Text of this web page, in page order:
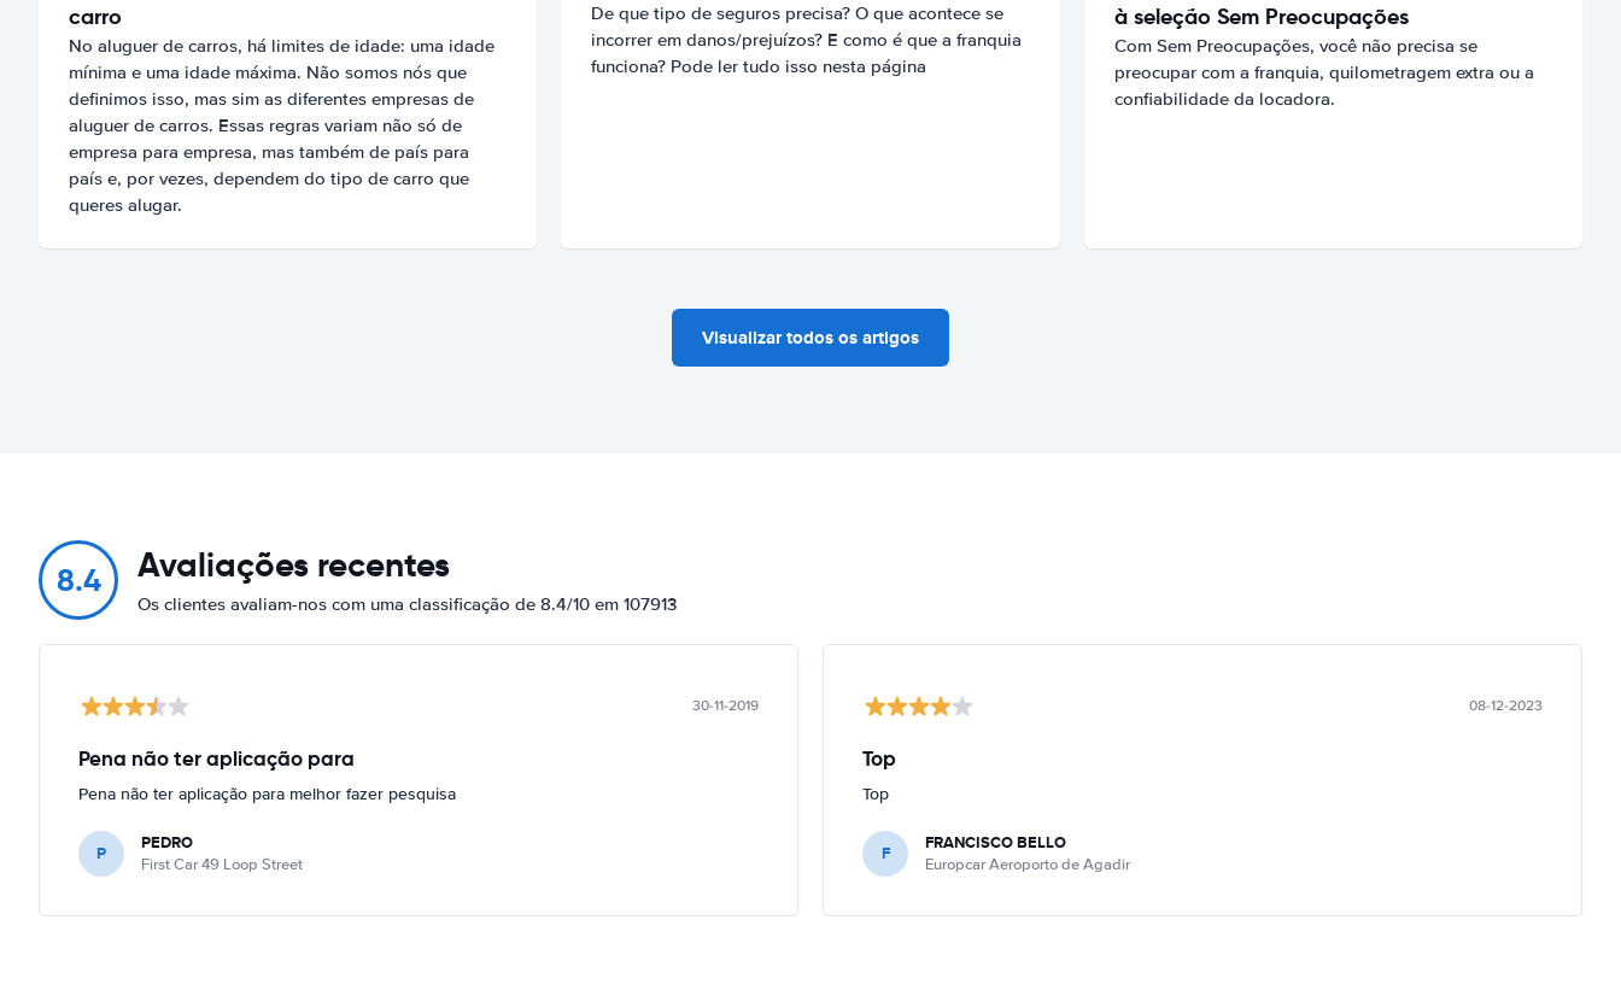
carro
No aluguer de carros, há limites de idade: uma idade
mínima e uma idade máxima. Não somos nós que
definimos isso, mas sim as diferentes empresas de
aluguer de carros. Essas regras variam não só de
empresa para empresa, mas também de país para
país e, por vezes, dependem do tipo de carro que
queres alugar.
De que tipo de seguros precisa? O que acontece se
incorrer em danos/prejuízos? E como é que a franquia
funciona? Pode ler tudo isso nesta página
à seleção Sem Preocupações
Com Sem Preocupações, você não precisa se
preocupar com a franquia, quilometragem extra ou a
confiabilidade da locadora.
Visualizar todos os artigos
8.4 Avaliações recentes
Os clientes avaliam-nos com uma classificação de 8.4/10 em 107913
30-11-2019
Pena não ter aplicação para
Pena não ter aplicação para melhor fazer pesquisa
P PEDRO
First Car 49 Loop Street
08-12-2023
Top
Top
F FRANCISCO BELLO
Europcar Aeroporto de Agadir